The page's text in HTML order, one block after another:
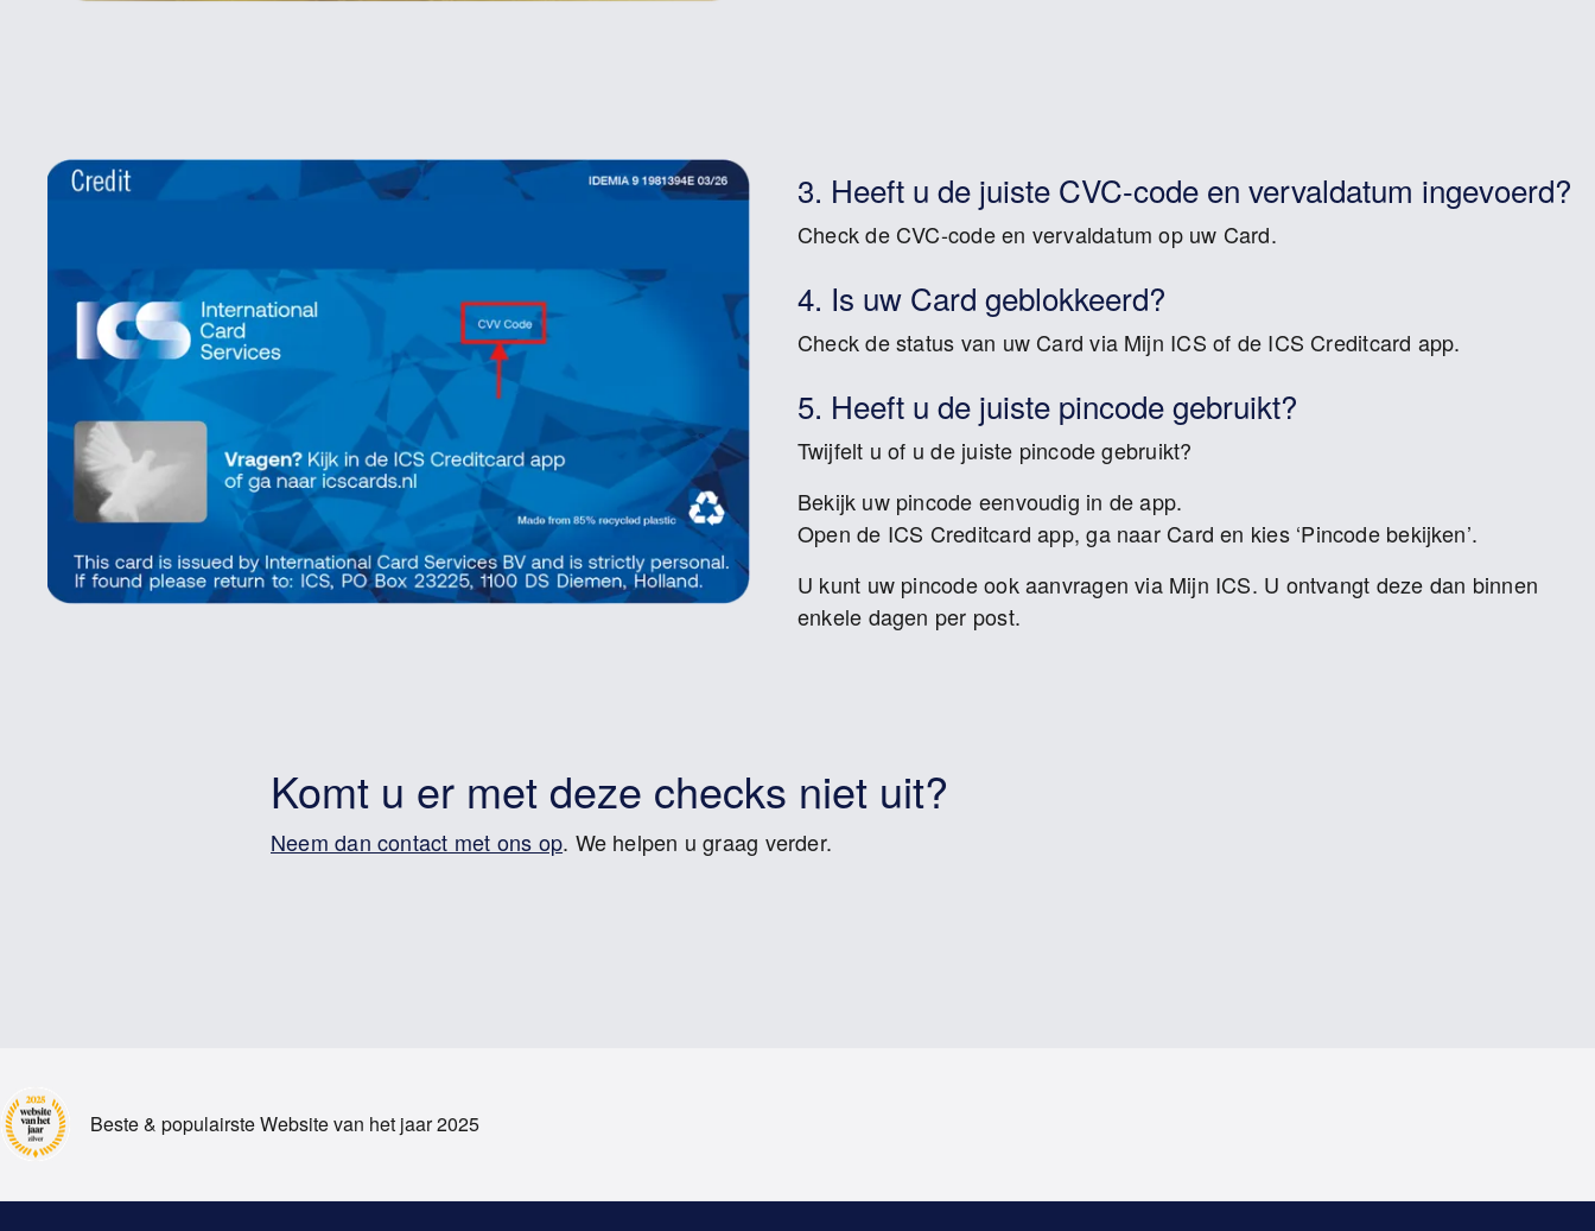
3. Heeft u de juiste CVC-code en vervaldatum ingevoerd?
Check de CVC-code en vervaldatum op uw Card.
4. Is uw Card geblokkeerd?
Check de status van uw Card via Mijn ICS of de ICS Creditcard app.
5. Heeft u de juiste pincode gebruikt?
Twijfelt u of u de juiste pincode gebruikt?
Bekijk uw pincode eenvoudig in de app.
Open de ICS Creditcard app, ga naar Card en kies ‘Pincode bekijken’.
U kunt uw pincode ook aanvragen via Mijn ICS. U ontvangt deze dan binnen
enkele dagen per post.
Komt u er met deze checks niet uit?
Neem dan contact met ons op. We helpen u graag verder.
Beste & populairste Website van het jaar 2025